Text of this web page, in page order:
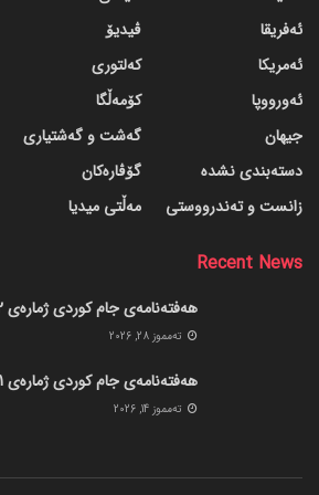
ئەفریقا
ئەمریکا
ئەورووپا
جیهان
دسته‌بندی نشده
زانست و تەندرووستی
ڤیدیۆ
کەلتوری
کۆمەڵگا
گه‌شت و گه‌شتیاری
گۆڤاره‌کان
مەڵتی میدیا
Recent News
هەفتەنامەی جام کوردی ژمارەی 432
ته‌مموز 28, 2026
هەفتەنامەی جام کوردی ژمارەی 431
ته‌مموز 14, 2026